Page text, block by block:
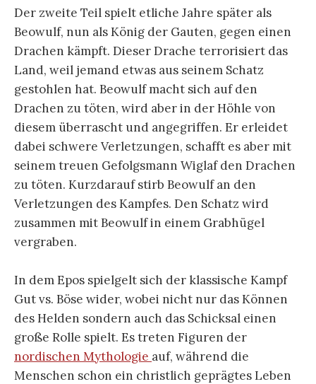
Der zweite Teil spielt etliche Jahre später als
Beowulf, nun als König der Gauten, gegen einen
Drachen kämpft. Dieser Drache terrorisiert das
Land, weil jemand etwas aus seinem Schatz
gestohlen hat. Beowulf macht sich auf den
Drachen zu töten, wird aber in der Höhle von
diesem überrascht und angegriffen. Er erleidet
dabei schwere Verletzungen, schafft es aber mit
seinem treuen Gefolgsmann Wiglaf den Drachen
zu töten. Kurzdarauf stirb Beowulf an den
Verletzungen des Kampfes. Den Schatz wird
zusammen mit Beowulf in einem Grabhügel
vergraben.
In dem Epos spielgelt sich der klassische Kampf
Gut vs. Böse wider, wobei nicht nur das Können
des Helden sondern auch das Schicksal einen
große Rolle spielt. Es treten Figuren der
nordischen Mythologie auf, während die
Menschen schon ein christlich geprägtes Leben